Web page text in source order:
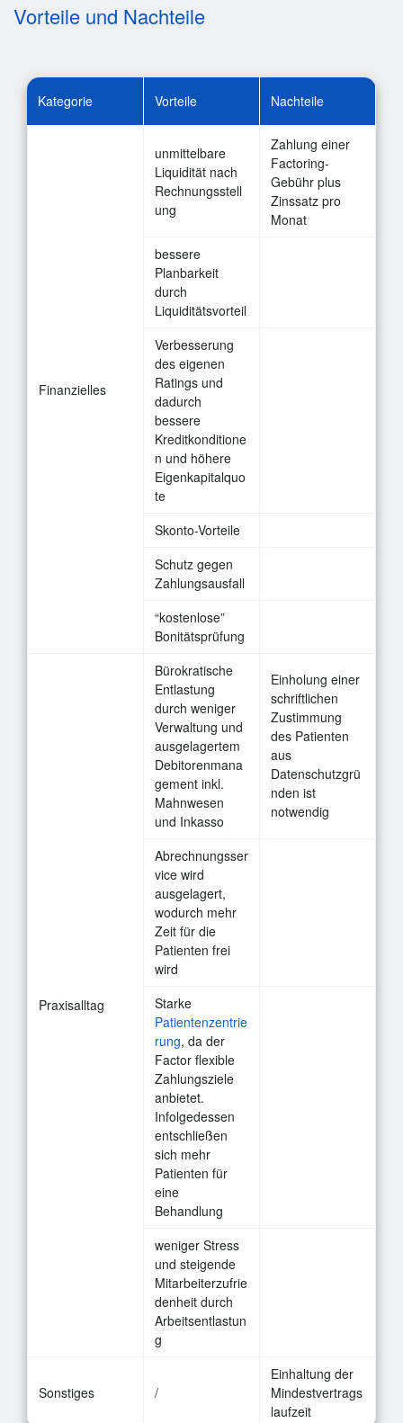
Vorteile und Nachteile
Kategorie Vorteile Nachteile
Finanzielles
unmittelbare
Liquidität nach
Rechnungsstell
ung
Zahlung einer
Factoring-
Gebühr plus
Zinssatz pro
Monat
bessere
Planbarkeit
durch
Liquiditätsvorteil
Verbesserung
des eigenen
Ratings und
dadurch
bessere
Kreditkonditione
n und höhere
Eigenkapitalquo
te
Skonto-Vorteile
Schutz gegen
Zahlungsausfall
“kostenlose”
Bonitätsprüfung
Praxisalltag
Bürokratische
Entlastung
durch weniger
Verwaltung und
ausgelagertem
Debitorenmana
gement inkl.
Mahnwesen
und Inkasso
Einholung einer
schriftlichen
Zustimmung
des Patienten
aus
Datenschutzgrü
nden ist
notwendig
Abrechnungsser
vice wird
ausgelagert,
wodurch mehr
Zeit für die
Patienten frei
wird
Starke
Patientenzentrie
rung, da der
Factor flexible
Zahlungsziele
anbietet.
Infolgedessen
entschließen
sich mehr
Patienten für
eine
Behandlung
weniger Stress
und steigende
Mitarbeiterzufrie
denheit durch
Arbeitsentlastun
g
Sonstiges /
Einhaltung der
Mindestvertrags
laufzeit